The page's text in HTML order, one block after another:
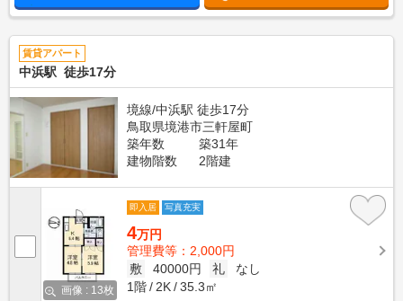
賃貸アパート
中浜駅 徒歩17分
境線/中浜駅 徒歩17分
鳥取県境港市三軒屋町
築年数
築31年
建物階数
2階建
画像 : 13枚
即入居 写真充実
4万円
管理費等：2,000円
敷
40000円 礼
なし
1階
2K 35.3㎡